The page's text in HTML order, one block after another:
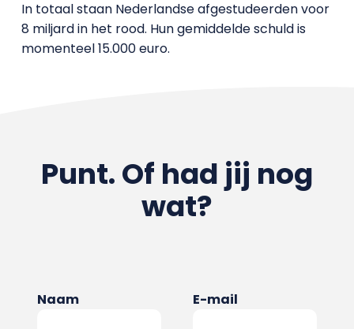
In totaal staan Nederlandse afgestudeerden voor
8 miljard in het rood. Hun gemiddelde schuld is
momenteel 15.000 euro.
Punt. Of had jij nog
wat?
Naam E-mail